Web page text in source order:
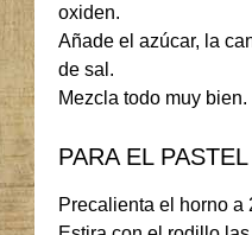
oxiden.
Añade el azúcar, la
de sal.
Mezcla todo muy bien.
PARA EL
Precalienta el horno a